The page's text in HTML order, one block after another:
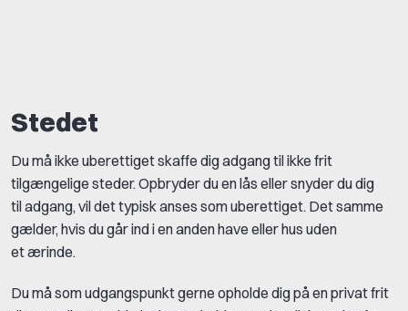
Stedet
Du må ikke uberettiget skaffe dig adgang til ikke frit
tilgængelige steder. Opbryder du en lås eller snyder du dig
til adgang, vil det typisk anses som uberettiget. Det samme
gælder, hvis du går ind i en anden have eller hus uden
et ærinde.
Du må som udgangspunkt gerne opholde dig på en privat frit